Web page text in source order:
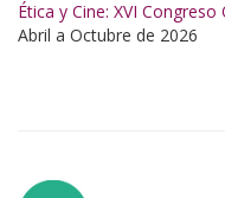
Ética y Cine: XVI Congreso
Abril a Octubre de 2026